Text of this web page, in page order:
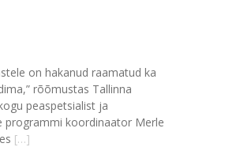
on hakanud raamatud ka
rõõmustas Tallinna
peaspetsialist ja
programmi koordinaator Merle
[…]